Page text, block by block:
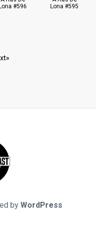
Lona #596
Lona #595
»
by WordPress